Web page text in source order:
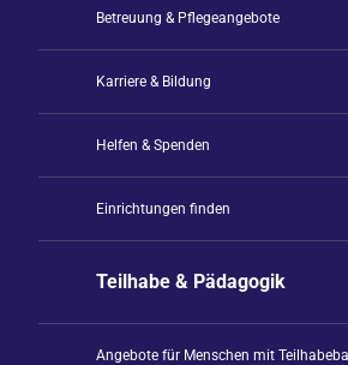
Betreuung & Pflegeangebote
Karriere & Bildung
Helfen & Spenden
Einrichtungen finden
Teilhabe & Pädagogik
Angebote für Menschen mit